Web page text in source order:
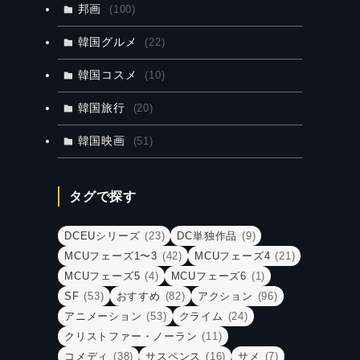
邦画 (100)
韓国グルメ (22)
韓国コスメ (10)
韓国旅行 (20)
韓国映画 (51)
タグで探す
DCEUシリーズ (23) DC単独作品 (9)
MCUフェーズ1〜3 (42) MCUフェーズ4 (21)
MCUフェーズ5 (4) MCUフェーズ6 (1)
SF (53) おすすめ (82) アクション (96)
アニメーション (53) クライム (24)
クリストファー・ノーラン (11)
コメディ (38) サスペンス (16) サメ (7)